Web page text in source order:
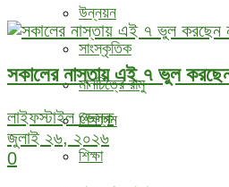
উন্নয়ন
সাংস্কৃতিক
মানচিত্রে রামু
শিক্ষাঙ্গন
শিক্ষা
সকালের নাস্তায় এই ৭ ভুল
লাইফস্টাইল ডেস্ক
জুলাই ২৬, ২০২৬
0